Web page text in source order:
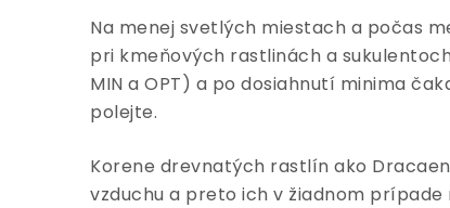
Na menej svetlých miestach a počas
pri kmeňových rastlinách a
MIN a OPT) a po dosiahnutí minima
polejte.
Korene drevnatých rastlín ako
vzduchu a preto ich v žiadnom prípade